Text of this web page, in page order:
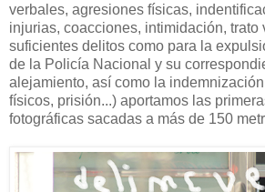
verbales, agresiones físicas,
injurias, coacciones, intimidación, trato
suficientes delitos como para la
de la Policía Nacional y su
alejamiento, así como la
físicos, prisión...) aportamos las
fotográficas sacadas a más de 150